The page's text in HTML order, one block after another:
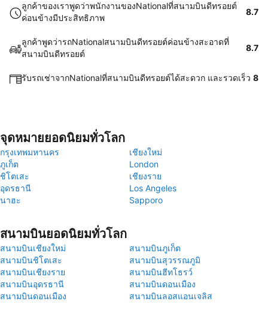
ลูกค้าของเราพูดว่าพนักงานของNationalที่สนามบินดีทรอยต์
ค่อนข้างมีประสิทธิภาพ
8.7
ลูกค้าพูดว่ารถNationalสนามบินดีทรอยต์ค่อนข้างสะอาดที่
สนามบินดีทรอยต์
8.7
รับรถเช่าจากNationalที่สนามบินดีทรอยต์ได้สะดวก และรวดเร็ว 8
จุดหมายยอดนิยมทั่วโลก
กรุงเทพมหานคร
เชียงใหม่
ภูเก็ต
London
ชิโตเสะ
เชียงราย
อุดรธานี
Los Angeles
นาฮะ
Sapporo
สนามบินยอดนิยมทั่วโลก
สนามบินเชียงใหม่
สนามบินภูเก็ต
สนามบินชิโตเสะ
สนามบินสุวรรณภูมิ
สนามบินเชียงราย
สนามบินฮีทโธรว์
สนามบินอุดรธานี
สนามบินดอนเมือง
สนามบินดอนเมือง
สนามบินลอสแอนเจลิส